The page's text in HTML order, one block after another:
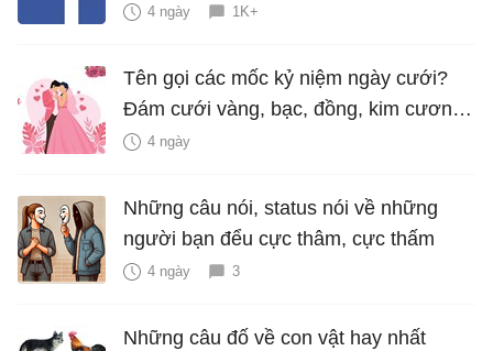
4 ngày 1K+
Tên gọi các mốc kỷ niệm ngày cưới?
Đám cưới vàng, bạc, đồng, kim cương
là bao nhiêu năm?
4 ngày
Những câu nói, status nói về những
người bạn đểu cực thâm, cực thấm
4 ngày 3
Những câu đố về con vật hay nhất